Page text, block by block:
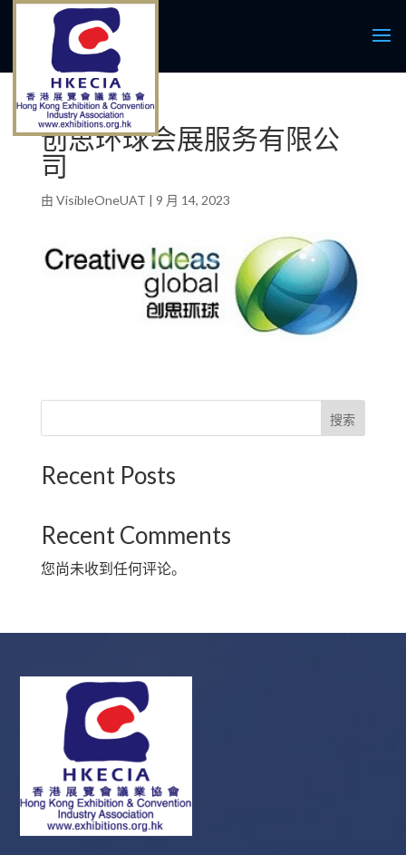
创思环球会展服务有限公
司
由 VisibleOneUAT | 9 月 14, 2023
搜索
Recent Posts
Recent Comments
您尚未收到任何评论。